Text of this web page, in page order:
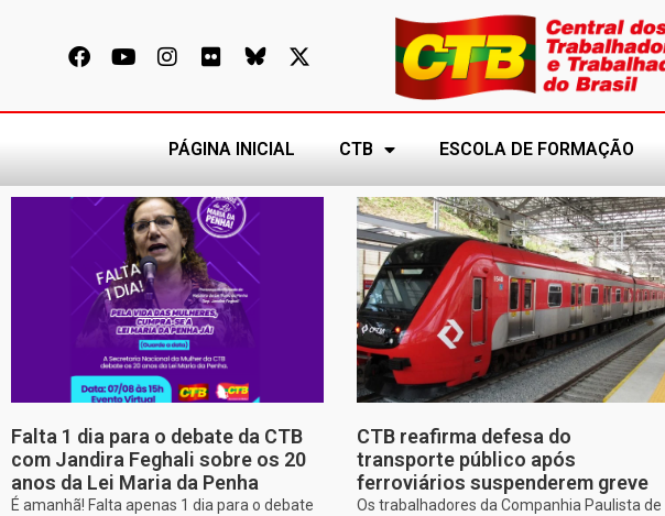
PÁGINA INICIAL CTB ESCOLA DE FORMAÇÃO
Falta 1 dia para o debate da CTB
com Jandira Feghali sobre os 20
anos da Lei Maria da Penha
É amanhã! Falta apenas 1 dia para o debate
CTB reafirma defesa do
transporte público após
ferroviários suspenderem greve
Os trabalhadores da Companhia Paulista de